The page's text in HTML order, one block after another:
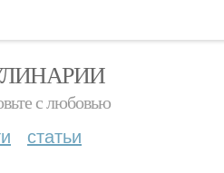
с любовью
статьи